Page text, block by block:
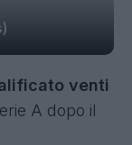
venti
A dopo il